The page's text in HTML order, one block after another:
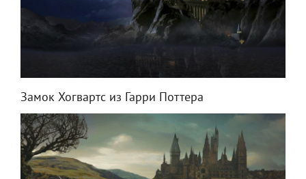
Замок Хогвартс из Гарри Поттера